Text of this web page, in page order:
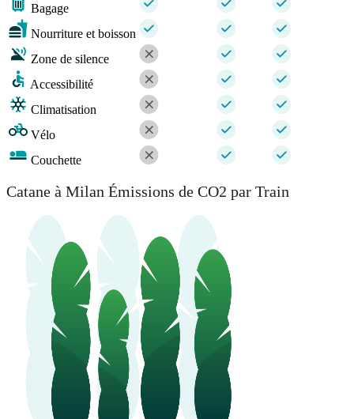
Bagage
Nourriture et boisson
Zone de silence
Accessibilité
Climatisation
Vélo
Couchette
Catane à Milan Émissions de CO2 par Train